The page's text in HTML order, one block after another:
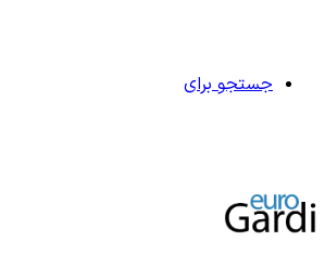
جستجو برای